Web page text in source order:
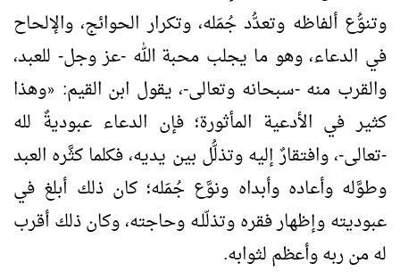
وتنوُّع ألفاظه وتعدُّد جُمَله، وتكرار الحوائج، والإلحاح
في الدعاء، وهو ما يجلب محبة الله -عز وجل- للعبد،
والقرب منه -سبحانه وتعالى-، يقول ابن القيم: «وهذا
كثير في الأدعية المأثورة؛ فإن الدعاء عبوديةٌ لله
-تعالى-، وافتقارٌ إليه وتذلُّل بين يديه، فكلما كثَّره العبد
وطوَّله وأعاده وأبداه ونوَّع جُمَله؛ كان ذلك أبلغ في
عبوديته وإظهار فقره وتذلّلـه وحاجته، وكان ذلك أقرب
له من ربه وأعظم لثوابه.